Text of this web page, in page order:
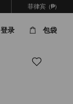
菲律宾 (₱)
登录 包袋